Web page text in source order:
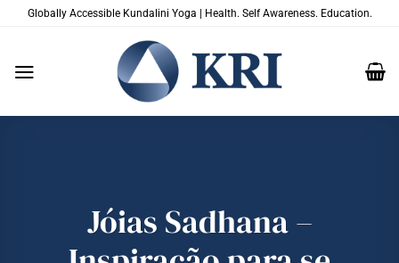
Globally Accessible Kundalini Yoga | Health. Self Awareness. Education.
Jóias Sadhana –